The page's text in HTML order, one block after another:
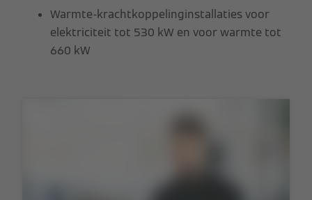
Warmte-krachtkoppelinginstallaties voor
elektriciteit tot 530 kW en voor warmte tot
660 kW